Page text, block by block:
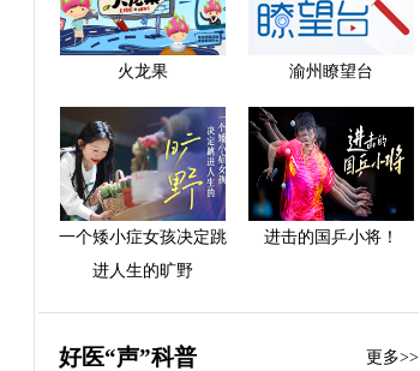
火龙果 渝州瞭望台
一个矮小症女孩决定跳
进人生的旷野
进击的国乒小将！
好医“声”科普 更多>>